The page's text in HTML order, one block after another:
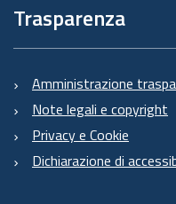
Trasparenza
Amministrazione
Note legali e copyright
Privacy e Cookie
Dichiarazione di